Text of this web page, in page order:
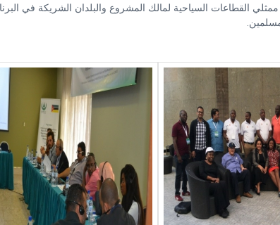
تنفذها وزارة الثقافة والسياحة في موزمبيق. شارك 15 خبيرا من ممثلي القطاعات السياحية لمالك